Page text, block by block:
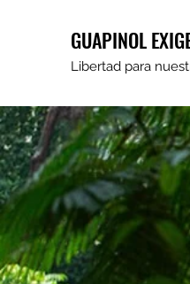
GUAPINOL
Libertad para